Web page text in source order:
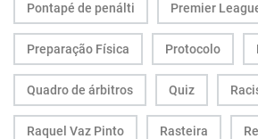
Pontapé de penálti Premier
Preparação Física Protocolo
Quadro de árbitros Quiz
Raquel Vaz Pinto Rasteira